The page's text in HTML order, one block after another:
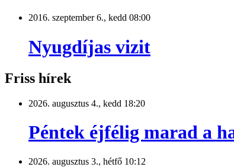
2016. szeptember 6., kedd 08:00
Nyugdíjas vizit
Friss hírek
2026. augusztus 4., kedd 18:20
Péntek éjfélig marad a
2026. augusztus 3., hétfő 10:12